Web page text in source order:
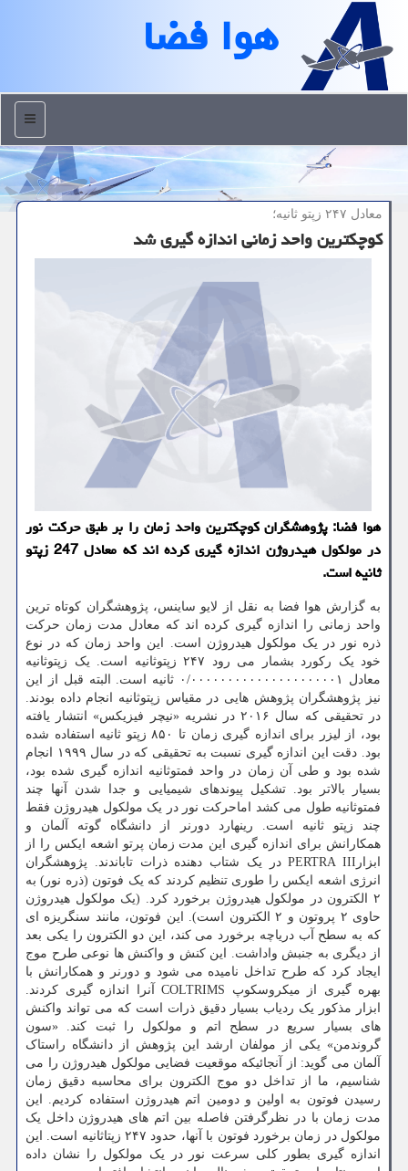
هوا فضا
منو
معادل ۲۴۷ زپتو ثانیه؛
كوچكترین واحد زمانی اندازه گیری شد
هوا فضا: پژوهشگران كوچكترین واحد زمان را بر طبق حركت نور
در مولكول هیدروژن اندازه گیری كرده اند كه معادل 247 زپتو
ثانیه است.
به گزارش هوا فضا به نقل از لایو ساینس، پژوهشگران کوتاه ترین
واحد زمانی را اندازه گیری کرده اند که معادل مدت زمان حرکت
ذره نور در یک مولکول هیدروژن است. این واحد زمان که در نوع
خود یک رکورد بشمار می رود ۲۴۷ زپتوثانیه است. یک زپتوثانیه
معادل ۰/۰۰۰۰۰۰۰۰۰۰۰۰۰۰۰۰۰۰۰۰۱ ثانیه است. البته قبل از این
نیز پژوهشگران پژوهش هایی در مقیاس زپتوثانیه انجام داده بودند.
در تحقیقی که سال ۲۰۱۶ در نشریه «نیچر فیزیکس» انتشار یافته
بود، از لیزر برای اندازه گیری زمان تا ۸۵۰ زپتو ثانیه استفاده شده
بود. دقت این اندازه گیری نسبت به تحقیقی که در سال ۱۹۹۹ انجام
شده بود و طی آن زمان در واحد فمتوثانیه اندازه گیری شده بود،
بسیار بالاتر بود. تشکیل پیوندهای شیمیایی و جدا شدن آنها چند
فمتوثانیه طول می کشد اماحرکت نور در یک مولکول هیدروژن فقط
چند زپتو ثانیه است. رینهارد دورنر از دانشگاه گوته آلمان و
همکارانش برای اندازه گیری این مدت زمان پرتو اشعه ایکس را از
ابزارPERTRA III در یک شتاب دهنده ذرات تاباندند. پژوهشگران
انرژی اشعه ایکس را طوری تنظیم کردند که یک فوتون (ذره نور) به
۲ الکترون در مولکول هیدروژن برخورد کرد. (یک مولکول هیدروژن
حاوی ۲ پروتون و ۲ الکترون است). این فوتون، مانند سنگریزه ای
که به سطح آب دریاچه برخورد می کند، این دو الکترون را یکی بعد
از دیگری به جنبش واداشت. این کنش و واکنش ها نوعی طرح موج
ایجاد کرد که طرح تداخل نامیده می شود و دورنر و همکارانش با
بهره گیری از میکروسکوپ COLTRIMS آنرا اندازه گیری کردند.
ابزار مذکور یک ردیاب بسیار دقیق ذرات است که می تواند واکنش
های بسیار سریع در سطح اتم و مولکول را ثبت کند. «سون
گروندمن» یکی از مولفان ارشد این پژوهش از دانشگاه راستاک
آلمان می گوید: از آنجائیکه موقعیت فضایی مولکول هیدروژن را می
شناسیم، ما از تداخل دو موج الکترون برای محاسبه دقیق زمان
رسیدن فوتون به اولین و دومین اتم هیدروژن استفاده کردیم. این
مدت زمان با در نظرگرفتن فاصله بین اتم های هیدروژن داخل یک
مولکول در زمان برخورد فوتون با آنها، حدود ۲۴۷ زپتاثانیه است. این
اندازه گیری بطور کلی سرعت نور در یک مولکول را نشان داده